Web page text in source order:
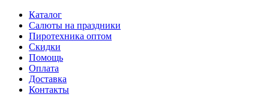
Каталог
Салюты на праздники
Пиротехника оптом
Скидки
Помощь
Оплата
Доставка
Контакты